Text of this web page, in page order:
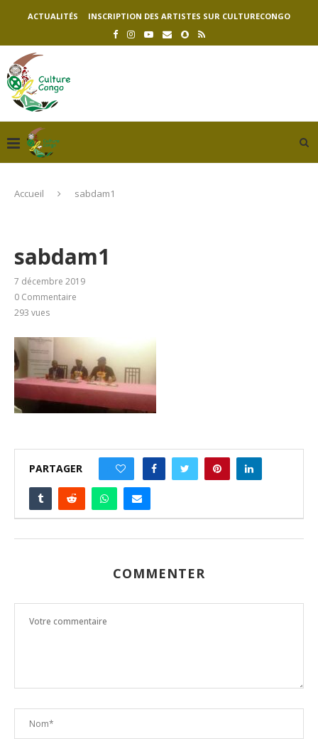
ACTUALITÉS INSCRIPTION DES ARTISTES SUR CULTURECONGO
Accueil sabdam1
sabdam1
7 décembre 2019
0 Commentaire
293 vues
PARTAGER
COMMENTER